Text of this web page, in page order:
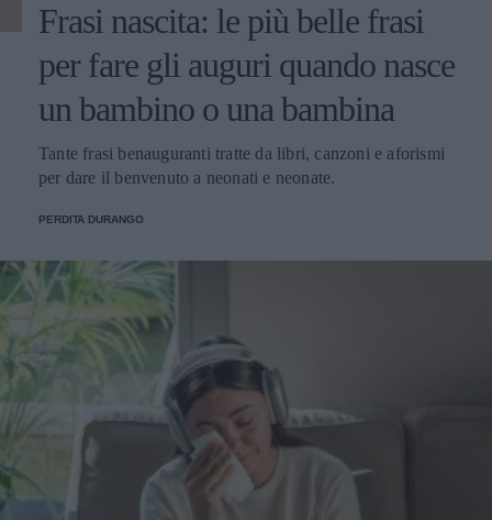
Frasi nascita: le più belle frasi
per fare gli auguri quando nasce
un bambino o una bambina
Tante frasi benauguranti tratte da libri, canzoni e aforismi
per dare il benvenuto a neonati e neonate.
PERDITA DURANGO